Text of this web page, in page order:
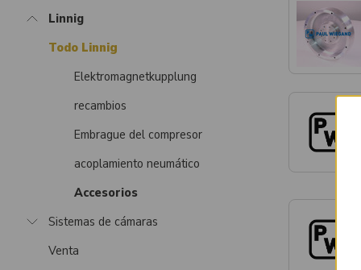
Linnig
Todo Linnig
Elektromagnetkupplung
recambios
Embrague del compresor
acoplamiento neumático
Accesorios
Sistemas de cámaras
Venta